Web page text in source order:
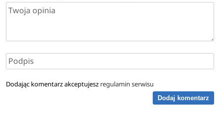
Dodając komentarz akceptujesz regulamin serwisu
Dodaj komentarz